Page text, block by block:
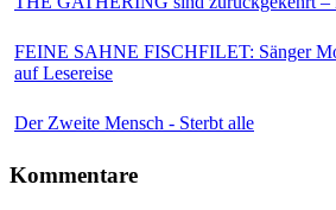
FEINE SAHNE FISCHFILET: Sänger
auf Lesereise
Der Zweite Mensch - Sterbt alle
Kommentare